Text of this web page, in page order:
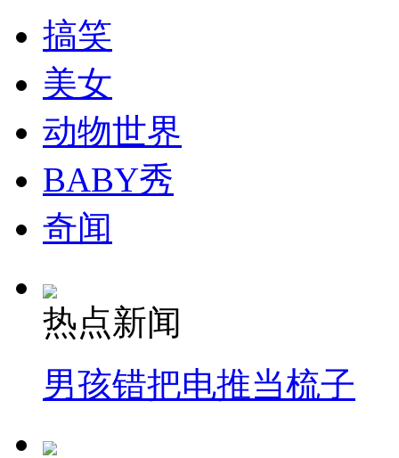
走！跟着总书记去植树
消防员救轻生者 花炮节热闹非凡
司机酒驾遇交警 急速倒车逃窜
搞笑
美女
动物世界
BABY秀
奇闻
热点新闻
男孩错把电推当梳子